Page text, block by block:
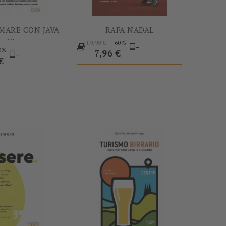
CON JAVA
-...
-
RAFA NADAL
Prezzo
base
19,90 € -60%
Prezzo
7,96 € -